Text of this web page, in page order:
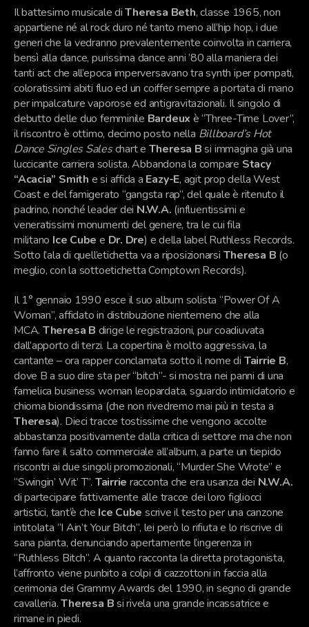
Il battesimo musicale diTheresa Beth, classe 1965, non
appartiene né al rock duro né tanto meno all’hip hop, i due
generi che la vedranno prevalentemente coinvolta in carriera,
bensì alla dance, purissima dance anni ’80 alla maniera dei
tanti act che all’epoca imperversavano tra synth iper pompati,
coloratissimi abiti fluo ed un coiffer sempre a portata di mano
per impalcature vaporose ed antigravitazionali. Il singolo di
debutto delle duo femminile Bardeux è “Three-Time Lover”,
il riscontro è ottimo, decimo posto nella Billboard’s Hot
Dance Singles Saleschart e Theresa Bsi immagina già una
luccicante carriera solista. Abbandona la compare Stacy
“Acacia” Smith e si affida a Eazy-E, agit prop della West
Coast e del famigerato “gangsta rap”, del quale è ritenuto il
padrino, nonché leader dei N.W.A. (influentissimi e
veneratissimi monumenti del genere, tra le cui fila
militano Ice Cube e Dr. Dre) e della label Ruthless Records.
Sotto l’ala di quell’etichetta va a riposizionarsi Theresa B (o
meglio, con la sottoetichetta Comptown Records).
Il 1° gennaio 1990 esce il suo album solista “Power Of A
Woman”, affidato in distribuzione nientemeno che alla
MCA. Theresa B dirige le registrazioni, pur coadiuvata
dall’apporto di terzi. La copertina è molto aggressiva, la
cantante – ora rapper conclamata sotto il nome di Tairrie B,
dove B a suo dire sta per “bitch”- si mostra nei panni di una
famelica business woman leopardata, sguardo intimidatorio e
chioma biondissima (che non rivedremo mai più in testa a
Theresa). Dieci tracce tostissime che vengono accolte
abbastanza positivamente dalla critica di settore ma che non
fanno fare il salto commerciale all’album, a parte un tiepido
riscontri ai due singoli promozionali, “Murder She Wrote” e
“Swingin’ Wit’ T”. Tairrie racconta che era usanza dei N.W.A.
di partecipare fattivamente alle tracce dei loro figliocci
artistici, tant’è che Ice Cube scrive il testo per una canzone
intitolata “I Ain’t Your Bitch”, lei però lo rifiuta e lo riscrive di
sana pianta, denunciando apertamente l’ingerenza in
“Ruthless Bitch”. A quanto racconta la diretta protagonista,
l’affronto viene punbito a colpi di cazzottoni in faccia alla
cerimonia dei Grammy Awards del 1990, in segno di grande
cavalleria.Theresa Bsi rivela una grande incassatrice e
rimane in piedi.